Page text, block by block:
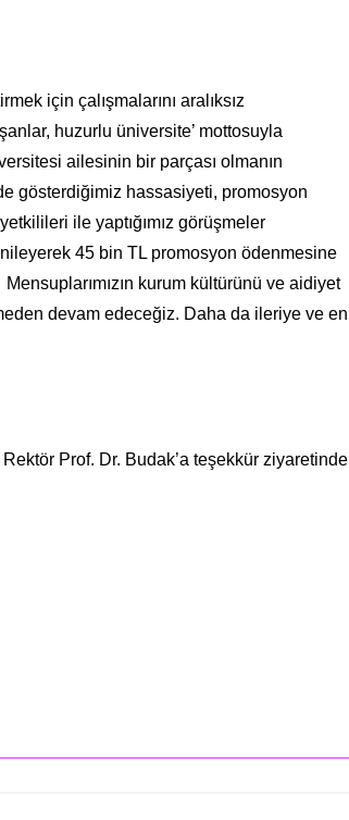
için çalışmalarını aralıksız
huzurlu üniversite’ mottosuyla
ailesinin bir parçası olmanın
gösterdiğimiz hassasiyeti, promosyon
ile yaptığımız görüşmeler
45 bin TL promosyon ödenmesine
kurum kültürünü ve aidiyet
devam edeceğiz. Daha da ileriye ve en
Prof. Dr. Budak’a teşekkür ziyaretinde